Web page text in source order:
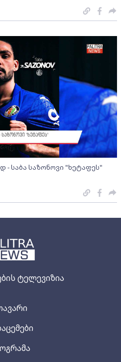
ტელევიზია
საბა საზონოვი "ხეტაფეს"